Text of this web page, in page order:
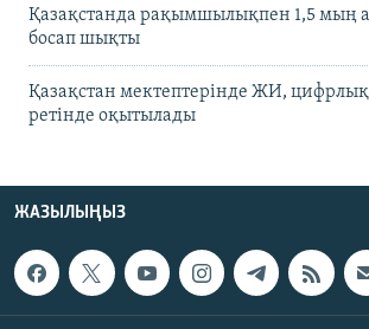
Қазақстанда рақымшылықпен 1,5 мың
босап шықты
Қазақстан мектептерінде ЖИ, цифрлық
ретінде оқытылады
ЖАЗЫЛЫҢЫЗ